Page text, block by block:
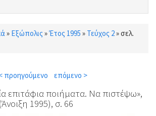
» Εξώπολις »Έτος 1995 » Τεύχος 2»σελ.
προηγούμενο επόμενο >
επιτάφια ποιήματα. Να πιστέψω»,
(Άνοιξη 1995), σ. 66